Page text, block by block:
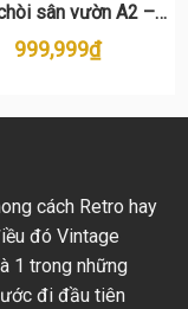
sân vườn A2 –
mái tôn dài, bền đẹp
999,999₫
cách Retro hay
đó Vintage
1 trong những
đi đầu tiên